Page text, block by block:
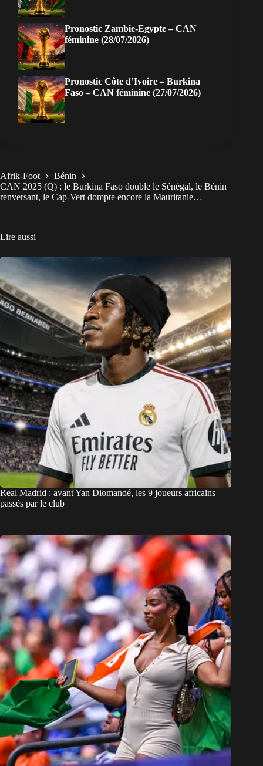
Pronostic Zambie-Egypte – CAN
féminine (28/07/2026)
Pronostic Côte d’Ivoire – Burkina
Faso – CAN féminine (27/07/2026)
Afrik-Foot
Bénin
CAN 2025 (Q) : le Burkina Faso double le Sénégal, le Bénin
renversant, le Cap-Vert dompte encore la Mauritanie…
Lire aussi
Real Madrid : avant Yan Diomandé, les 9 joueurs africains
passés par le club